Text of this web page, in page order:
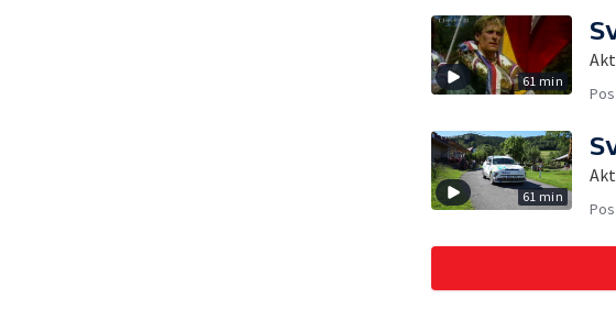
61 min
61 min